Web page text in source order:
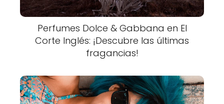
Perfumes Dolce & Gabbana en El
Corte Inglés: ¡Descubre las últimas
fragancias!